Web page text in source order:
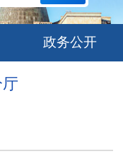
政务公开